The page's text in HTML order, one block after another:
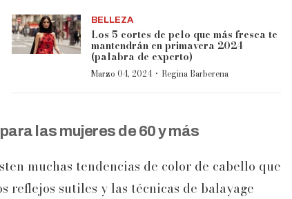
BELLEZA
Los 5 cortes de pelo que más fresca te
mantendrán en primavera 2024
(palabra de experto)
Marzo 04, 2024 · Regina Barberena
las mujeres de 60 y más
muchas tendencias de color de cabello que
reflejos sutiles y las técnicas de balayage